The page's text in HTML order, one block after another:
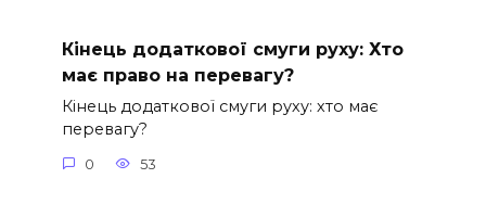
Кінець додаткової смуги руху: Хто
має право на перевагу?
Кінець додаткової смуги руху: хто має
перевагу?
0 53